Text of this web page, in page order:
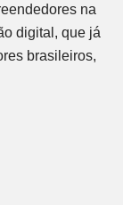
na
digital, que já
brasileiros,